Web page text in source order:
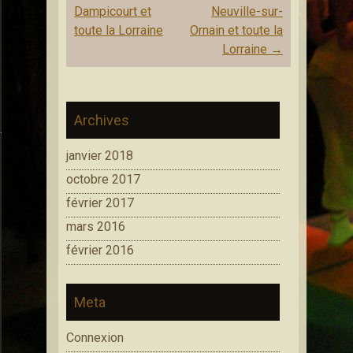
Animations cirque saltimbanque Médiéval
Dampicourt et
toute la Lorraine
Neuville-sur-
Ornain et toute la
Lorraine →
Archives
janvier 2018
octobre 2017
février 2017
mars 2016
février 2016
Meta
Connexion